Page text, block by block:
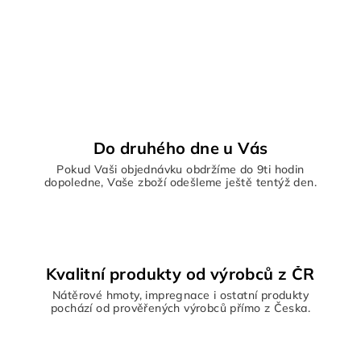
Do druhého dne u Vás
Pokud Vaši objednávku obdržíme do 9ti hodin
dopoledne, Vaše zboží odešleme ještě tentýž den.
Kvalitní produkty od výrobců z ČR
Nátěrové hmoty, impregnace i ostatní produkty
pochází od prověřených výrobců přímo z Česka.